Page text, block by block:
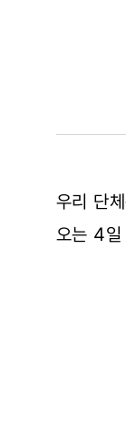
‘
쇼
우리 단
오는 4일